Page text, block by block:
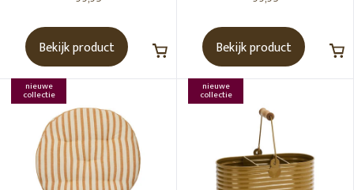
Bekijk product Bekijk product
nieuwe
collectie
nieuwe
collectie